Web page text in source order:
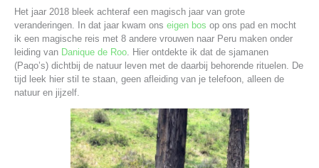
Het jaar 2018 bleek achteraf een magisch jaar van grote
veranderingen. In dat jaar kwam ons eigen bos op ons pad en mocht
ik een magische reis met 8 andere vrouwen naar Peru maken onder
leiding van Danique de Roo. Hier ontdekte ik dat de sjamanen
(Paqo’s) dichtbij de natuur leven met de daarbij behorende rituelen. De
tijd leek hier stil te staan, geen afleiding van je telefoon, alleen de
natuur en jijzelf.